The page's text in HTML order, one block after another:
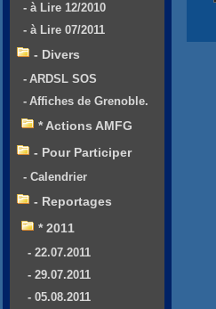
- à Lire 12/2010
- à Lire 07/2011
- Divers
- ARDSL SOS
- Affiches de Grenoble.
* Actions AMFG
- Pour Participer
- Calendrier
- Reportages
* 2011
- 22.07.2011
- 29.07.2011
- 05.08.2011